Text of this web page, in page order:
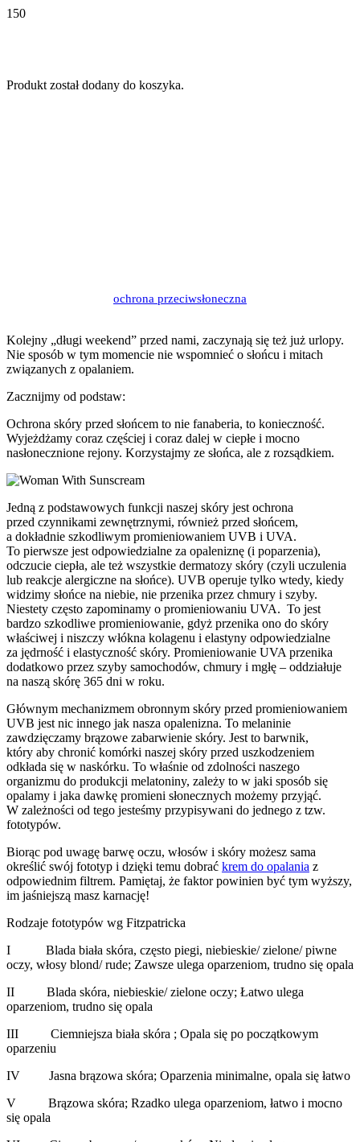
Produkt został dodany do koszyka.
ochrona przeciwsłoneczna
Kolejny „długi weekend” przed nami, zaczynają się też już urlopy.
Nie sposób w tym momencie nie wspomnieć o słońcu i mitach
związanych z opalaniem.
Zacznijmy od podstaw:
Ochrona skóry przed słońcem to nie fanaberia, to konieczność.
Wyjeżdżamy coraz częściej i coraz dalej w ciepłe i mocno
nasłonecznione rejony. Korzystajmy ze słońca, ale z rozsądkiem.
Jedną z podstawowych funkcji naszej skóry jest ochrona
przed czynnikami zewnętrznymi, również przed słońcem,
a dokładnie szkodliwym promieniowaniem UVB i UVA.
To pierwsze jest odpowiedzialne za opaleniznę (i poparzenia),
odczucie ciepła, ale też wszystkie dermatozy skóry (czyli uczulenia
lub reakcje alergiczne na słońce). UVB operuje tylko wtedy, kiedy
widzimy słońce na niebie, nie przenika przez chmury i szyby.
Niestety często zapominamy o promieniowaniu UVA. To jest
bardzo szkodliwe promieniowanie, gdyż przenika ono do skóry
właściwej i niszczy włókna kolagenu i elastyny odpowiedzialne
za jędrność i elastyczność skóry. Promieniowanie UVA przenika
dodatkowo przez szyby samochodów, chmury i mgłę – oddziałuje
na naszą skórę 365 dni w roku.
Głównym mechanizmem obronnym skóry przed promieniowaniem
UVB jest nic innego jak nasza opalenizna. To melaninie
zawdzięczamy brązowe zabarwienie skóry. Jest to barwnik,
który aby chronić komórki naszej skóry przed uszkodzeniem
odkłada się w naskórku. To właśnie od zdolności naszego
organizmu do produkcji melatoniny, zależy to w jaki sposób się
opalamy i jaka dawkę promieni słonecznych możemy przyjąć.
W zależności od tego jesteśmy przypisywani do jednego z tzw.
fototypów.
Biorąc pod uwagę barwę oczu, włosów i skóry możesz sama
określić swój fototyp i dzięki temu dobrać krem do opalania z
odpowiednim filtrem. Pamiętaj, że faktor powinien być tym wyższy,
im jaśniejszą masz karnację!
Rodzaje fototypów wg Fitzpatricka
I Blada biała skóra, często piegi, niebieskie/ zielone/ piwne
oczy, włosy blond/ rude; Zawsze ulega oparzeniom, trudno się opala
II Blada skóra, niebieskie/ zielone oczy; Łatwo ulega
oparzeniom, trudno się opala
III Ciemniejsza biała skóra ; Opala się po początkowym
oparzeniu
IV Jasna brązowa skóra; Oparzenia minimalne, opala się łatwo
V Brązowa skóra; Rzadko ulega oparzeniom, łatwo i mocno
się opala